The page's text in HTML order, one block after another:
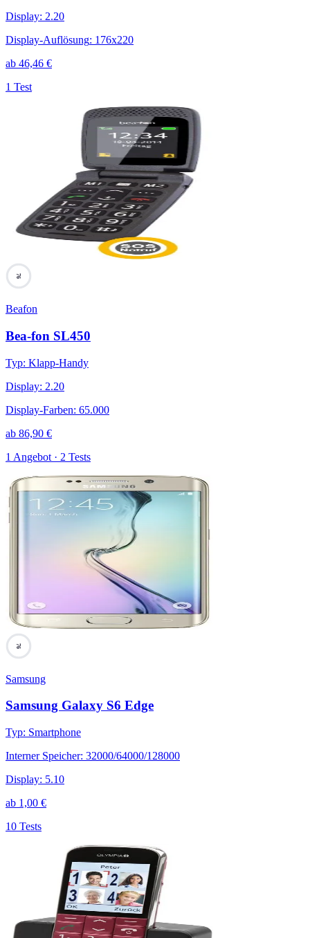
Display: 2.20
Display-Auflösung: 176x220
ab 46,46 €
1 Test
76
Beafon
Bea-fon SL450
Typ: Klapp-Handy
Display: 2.20
Display-Farben: 65.000
ab 86,90 €
1 Angebot · 2 Tests
76
Samsung
Samsung Galaxy S6 Edge
Typ: Smartphone
Interner Speicher: 32000/64000/128000
Display: 5.10
ab 1,00 €
10 Tests